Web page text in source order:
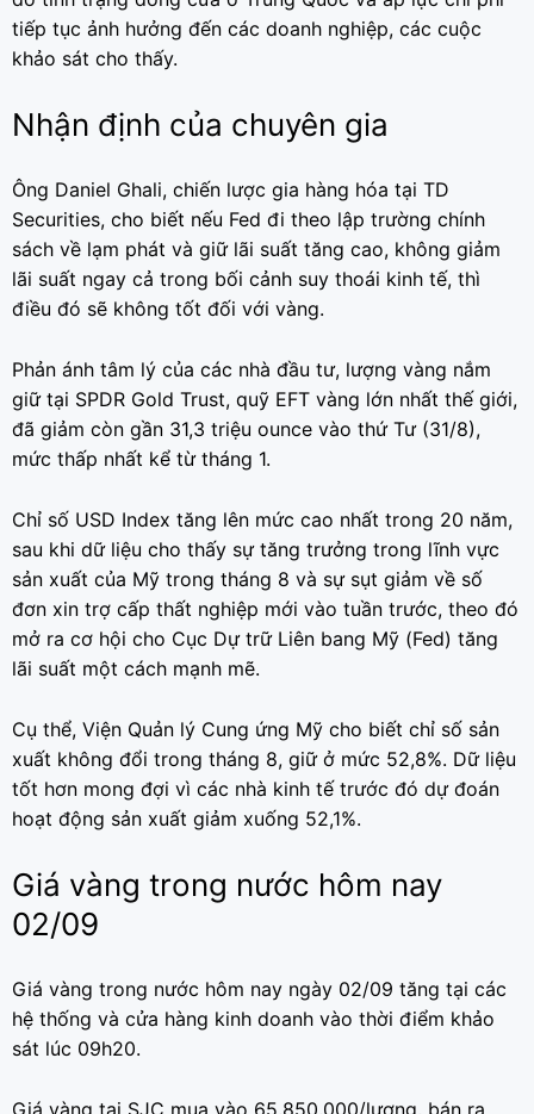
tiếp tục ảnh hưởng đến các doanh nghiệp, các cuộc
khảo sát cho thấy.
Nhận định của chuyên gia
Ông Daniel Ghali, chiến lược gia hàng hóa tại TD
Securities, cho biết nếu Fed đi theo lập trường chính
sách về lạm phát và giữ lãi suất tăng cao, không giảm
lãi suất ngay cả trong bối cảnh suy thoái kinh tế, thì
điều đó sẽ không tốt đối với vàng.
Phản ánh tâm lý của các nhà đầu tư, lượng vàng nắm
giữ tại SPDR Gold Trust, quỹ EFT vàng lớn nhất thế giới,
đã giảm còn gần 31,3 triệu ounce vào thứ Tư (31/8),
mức thấp nhất kể từ tháng 1.
Chỉ số USD Index tăng lên mức cao nhất trong 20 năm,
sau khi dữ liệu cho thấy sự tăng trưởng trong lĩnh vực
sản xuất của Mỹ trong tháng 8 và sự sụt giảm về số
đơn xin trợ cấp thất nghiệp mới vào tuần trước, theo đó
mở ra cơ hội cho Cục Dự trữ Liên bang Mỹ (Fed) tăng
lãi suất một cách mạnh mẽ.
Cụ thể, Viện Quản lý Cung ứng Mỹ cho biết chỉ số sản
xuất không đổi trong tháng 8, giữ ở mức 52,8%. Dữ liệu
tốt hơn mong đợi vì các nhà kinh tế trước đó dự đoán
hoạt động sản xuất giảm xuống 52,1%.
Giá vàng trong nước hôm nay
02/09
Giá vàng trong nước hôm nay ngày 02/09 tăng tại các
hệ thống và cửa hàng kinh doanh vào thời điểm khảo
sát lúc 09h20.
Giá vàng tại SJC mua vào 65,850,000/lượng, bán ra